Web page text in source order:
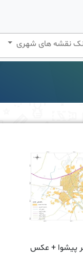
نقشه های شهری
پیشوا + عکس